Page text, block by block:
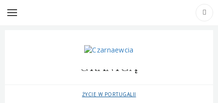
TAG ARCHIVES: SZKOŁA ZA
GRANICĄ
ŻYCIE W PORTUGALII